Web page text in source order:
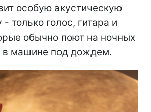
особую акустическую
только голос, гитара и
обычно поют на ночных
в машине под дождем.